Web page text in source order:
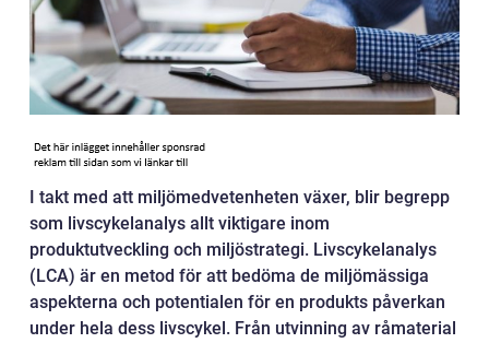
I takt med att miljömedvetenheten växer, blir begrepp
som livscykelanalys allt viktigare inom
produktutveckling och miljöstrategi. Livscykelanalys
(LCA) är en metod för att bedöma de miljömässiga
aspekterna och potentialen för en produkts påverkan
under hela dess livscykel. Från utvinning av råmaterial